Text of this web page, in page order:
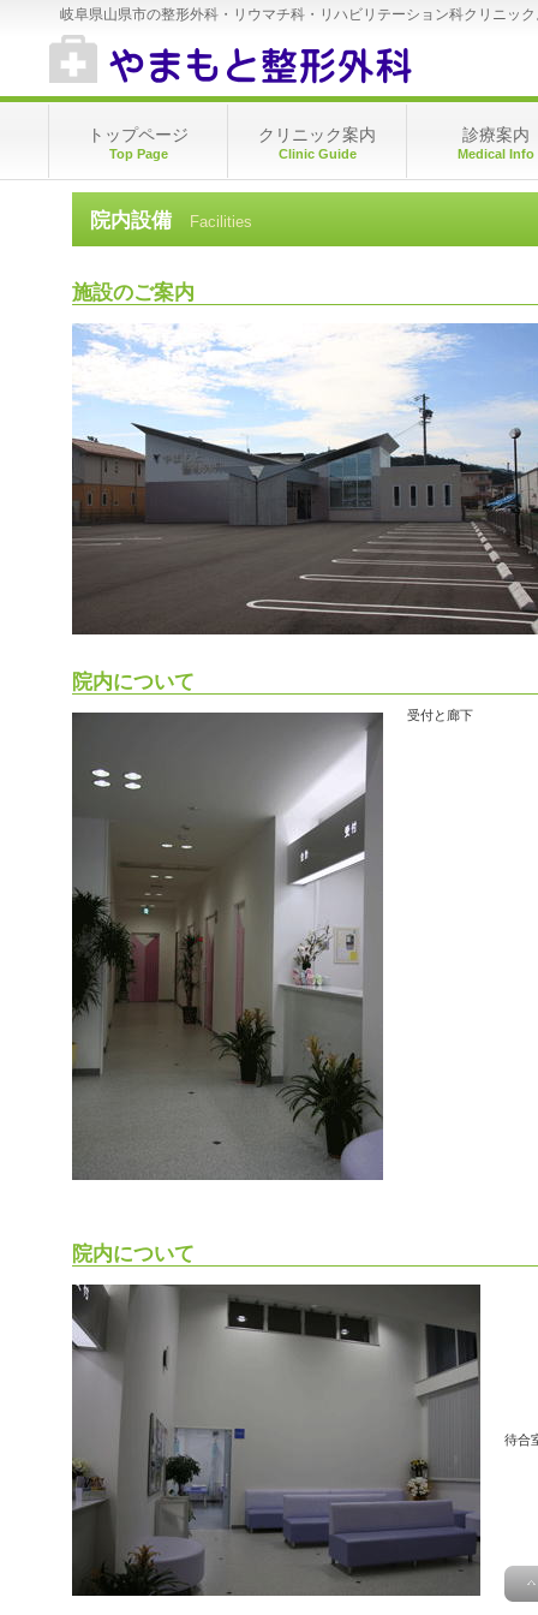
岐阜県山県市の整形外科・リウマチ科・リハビリテーション科クリニッ
院内設備 Facilities
施設のご案内
院内について
受付と廊下
院内について
待合
トップページ
Top Page
クリニック案内
Clinic Guide
診療案内
Medical Info